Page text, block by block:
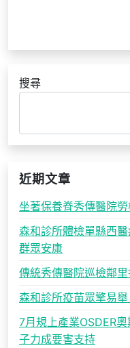
搜尋
近期文章
坐著保養脊秀傳醫院
森和診所體檢單縣西
群眾安康
傳統秀傳醫院巡檢鄰
森和診所疫苗眾擎易
7月規上產業OSDER
子力成要害支持